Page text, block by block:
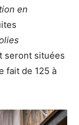
en
seront situées
fait de 125 à